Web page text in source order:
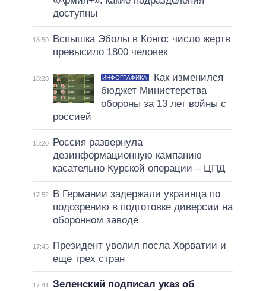
доступны
18:50
Вспышка Эболы в Конго: число жертв
превысило 1800 человек
18:20 ИНФОГРАФИКА
Как изменился
бюджет Министерства
обороны за 13 лет войны с
россией
18:20
Россия развернула
дезинформационную кампанию
касательно Курской операции – ЦПД
17:52
В Германии задержали украинца по
подозрению в подготовке диверсии на
оборонном заводе
17:43
Президент уволил посла Хорватии и
еще трех стран
17:41
Зеленский подписал указ об